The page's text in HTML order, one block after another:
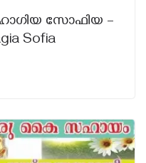
സോഫിയ –
Sofia